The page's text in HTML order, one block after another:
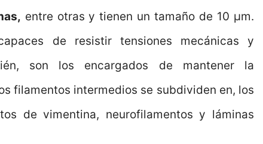
entre otras y tienen un tamaño de 10 µm.
de resistir tensiones mecánicas y
son los encargados de mantener la
filamentos intermedios se subdividen en, los
de vimentina, neurofilamentos y láminas